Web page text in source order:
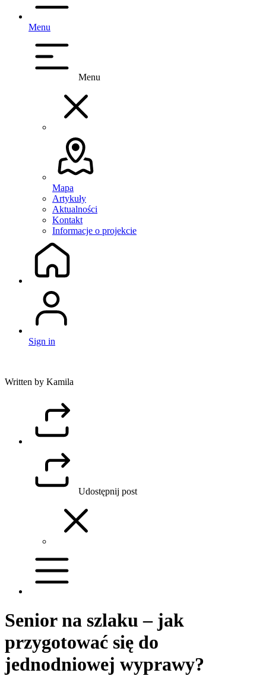
Menu
Menu
Mapa
Artykuły
Aktualności
Kontakt
Informacje o projekcie
Sign in
Written by Kamila
Udostępnij post
Senior na szlaku – jak
przygotować się do
jednodniowej wyprawy?